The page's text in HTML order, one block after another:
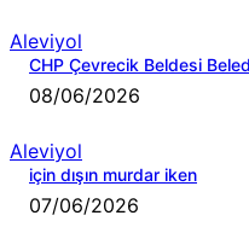
Aleviyol
CHP Çevrecik Beldesi
08/06/2026
Aleviyol
için dışın murdar iken
07/06/2026